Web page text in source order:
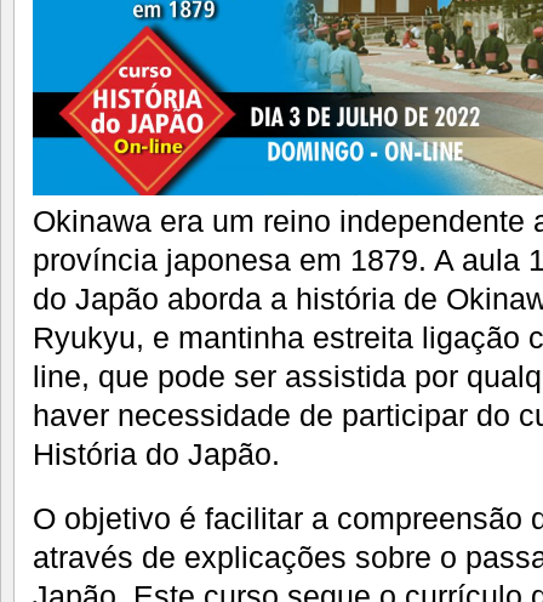
Okinawa era um reino independente
província japonesa em 1879. A aula
do Japão aborda a história de
Ryukyu, e mantinha estreita ligação
line, que pode ser assistida por
haver necessidade de participar do
História do Japão.
O objetivo é facilitar a compreensão
através de explicações sobre o